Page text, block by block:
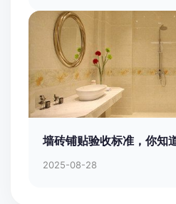
墙砖铺贴验收标准，你知
2025-08-28